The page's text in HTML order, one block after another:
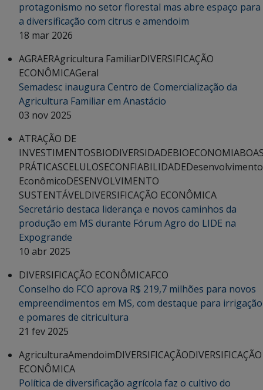
protagonismo no setor florestal mas abre espaço para
a diversificação com citrus e amendoim
18 mar 2026
AGRAERAgricultura FamiliarDIVERSIFICAÇÃO
ECONÔMICAGeral
Semadesc inaugura Centro de Comercialização da
Agricultura Familiar em Anastácio
03 nov 2025
ATRAÇÃO DE
INVESTIMENTOSBIODIVERSIDADEBIOECONOMIA
PRÁTICASCELULOSECONFIABILIDADEDesenvolvimento
EconômicoDESENVOLVIMENTO
SUSTENTÁVELDIVERSIFICAÇÃO ECONÔMICA
Secretário destaca liderança e novos caminhos da
produção em MS durante Fórum Agro do LIDE na
Expogrande
10 abr 2025
DIVERSIFICAÇÃO ECONÔMICAFCO
Conselho do FCO aprova R$ 219,7 milhões para novos
empreendimentos em MS, com destaque para irrigação
e pomares de citricultura
21 fev 2025
AgriculturaAmendoimDIVERSIFICAÇÃODIVERSIFICAÇÃO
ECONÔMICA
Política de diversificação agrícola faz o cultivo do